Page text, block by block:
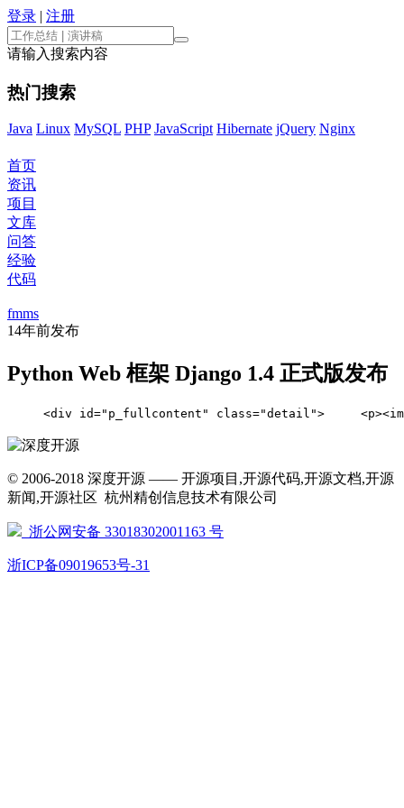
登录 | 注册
请输入搜索内容
热门搜索
Java Linux MySQL PHP JavaScript Hibernate jQuery Nginx
首页
资讯
项目
文库
问答
经验
代码
fmms
14年前发布
Python Web 框架 Django 1.4 正式版发布
<div id="p_fullcontent" class="detail">     <p><img
© 2006-2018 深度开源 —— 开源项目,开源代码,开源文档,开源
新闻,开源社区 杭州精创信息技术有限公司
浙公网安备 33018302001163 号
浙ICP备09019653号-31